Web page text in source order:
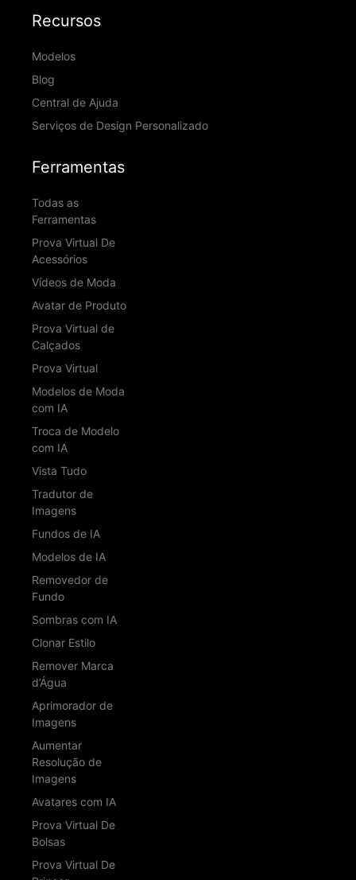
Recursos
Modelos
Blog
Central de Ajuda
Serviços de Design Personalizado
Ferramentas
Todas as
Ferramentas
Prova Virtual De
Acessórios
Vídeos de Moda
Avatar de Produto
Prova Virtual de
Calçados
Prova Virtual
Modelos de Moda
com IA
Troca de Modelo
com IA
Vista Tudo
Tradutor de
Imagens
Fundos de IA
Modelos de IA
Removedor de
Fundo
Sombras com IA
Clonar Estilo
Remover Marca
d’Água
Aprimorador de
Imagens
Aumentar
Resolução de
Imagens
Avatares com IA
Prova Virtual De
Bolsas
Prova Virtual De